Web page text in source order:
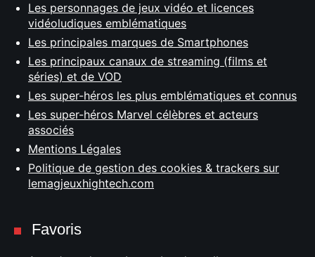
Les personnages de jeux vidéo et licences
vidéoludiques emblématiques
Les principales marques de Smartphones
Les principaux canaux de streaming (films et
séries) et de VOD
Les super-héros les plus emblématiques et connus
Les super-héros Marvel célèbres et acteurs
associés
Mentions Légales
Politique de gestion des cookies & trackers sur
lemagjeuxhightech.com
Favoris